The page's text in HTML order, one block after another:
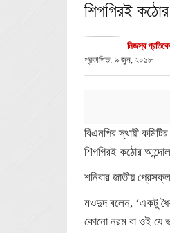
শিগগিরই কঠোর
নিজস্ব
প্রকাশিত: ৯ জুন, ২০১৮
বিএনপির স্থায়ী
শিগগিরই কঠোর
শনিবার জাতীয়
মওদুদ বলেন, ‘একটু
কোনো নরম বা ওই যে